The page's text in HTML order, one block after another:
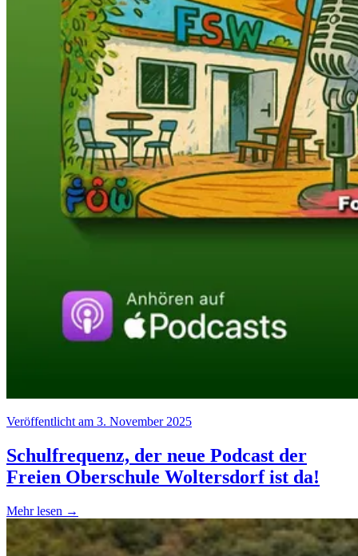
Veröffentlicht am 3. November 2025
Schulfrequenz, der neue Podcast der
Freien Oberschule Woltersdorf ist da!
Mehr lesen →